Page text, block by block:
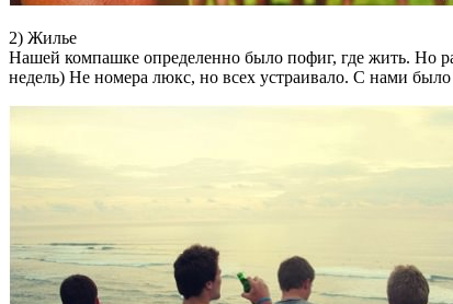
2) Жилье
Нашей компашке определенно было пофиг, где жить. Но
недель) Не номера люкс, но всех устраивало. С нами